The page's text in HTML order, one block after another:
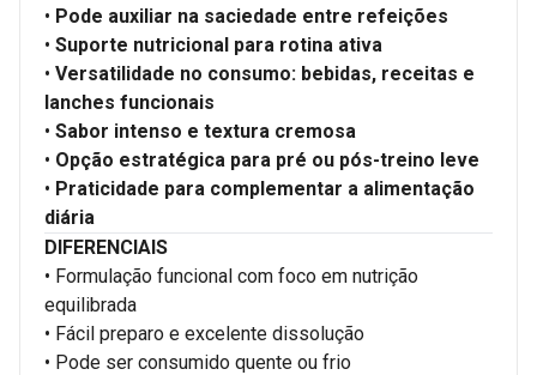
• Pode auxiliar na saciedade entre refeições
• Suporte nutricional para rotina ativa
• Versatilidade no consumo: bebidas, receitas e
lanches funcionais
• Sabor intenso e textura cremosa
• Opção estratégica para pré ou pós-treino leve
• Praticidade para complementar a alimentação
diária
DIFERENCIAIS
• Formulação funcional com foco em nutrição
equilibrada
• Fácil preparo e excelente dissolução
• Pode ser consumido quente ou frio